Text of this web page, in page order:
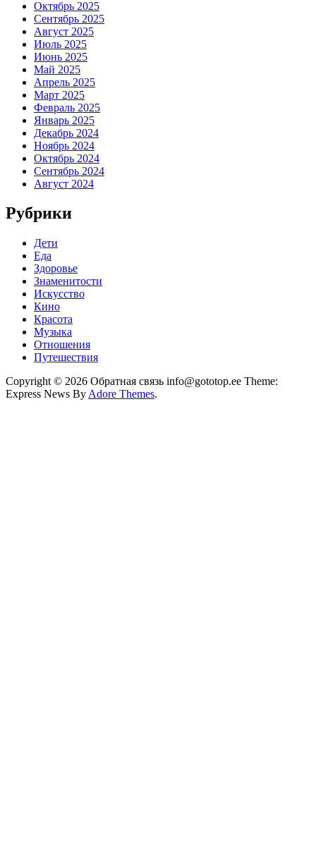
Октябрь 2025
Сентябрь 2025
Август 2025
Июль 2025
Июнь 2025
Май 2025
Апрель 2025
Март 2025
Февраль 2025
Январь 2025
Декабрь 2024
Ноябрь 2024
Октябрь 2024
Сентябрь 2024
Август 2024
Рубрики
Дети
Еда
Здоровье
Знаменитости
Искусство
Кино
Красота
Музыка
Отношения
Путешествия
Copyright © 2026 Обратная связь info@gototop.ee Theme:
Express News By Adore Themes.